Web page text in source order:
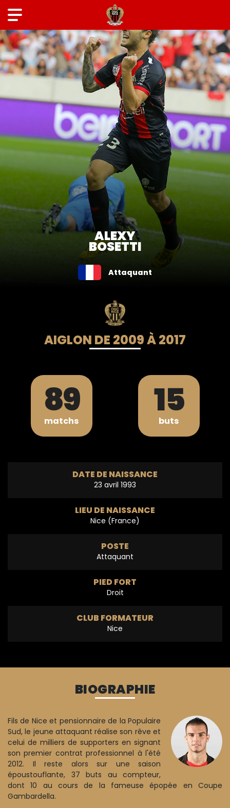
ALEXY
BOSETTI
Attaquant
AIGLON DE 2009 À 2017
89
matchs 15
buts
DATE DE NAISSANCE
23 avril 1993
LIEU DE NAISSANCE
Nice (France)
POSTE
Attaquant
PIED FORT
Droit
CLUB FORMATEUR
Nice
BIOGRAPHIE
Fils de Nice et pensionnaire de la Populaire
Sud, le jeune attaquant réalise son rêve et
celui de milliers de supporters en signant
son premier contrat professionnel à l'été
2012. Il reste alors sur une saison
époustouflante, 37 buts au compteur,
dont 10 au cours de la fameuse épopée en Coupe
Gambardella.